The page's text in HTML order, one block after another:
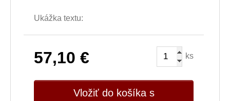
Ukážka textu:
57,10 € ks
Vložiť do košíka s